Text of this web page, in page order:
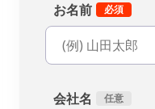
お名前
会社名